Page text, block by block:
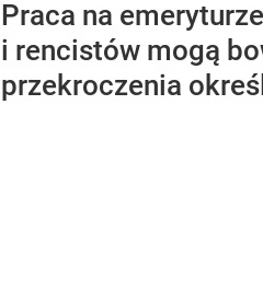
Praca na
i rencistów mogą
przekroczenia